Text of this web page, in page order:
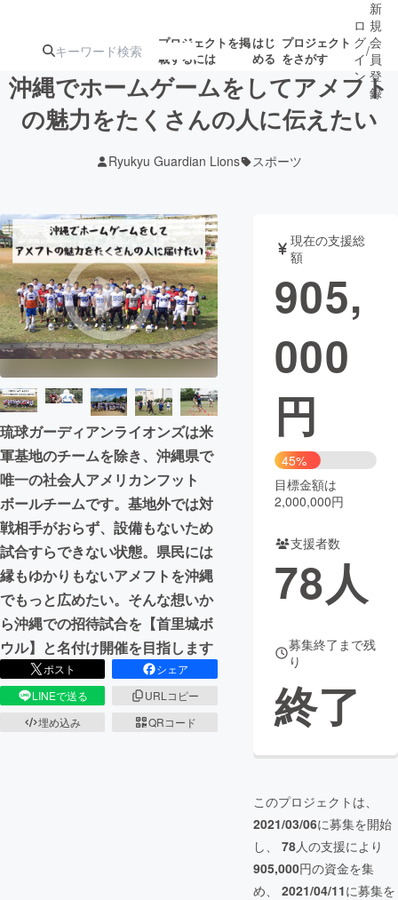
プロジェクトを掲
載するには
はじ
める
プロジェクト
をさがす
ターン
ジェクト
ロジェクト
アート・写真 音楽
テクノロジー・ガジェット ゲーム・サ
映像・映画
ビジネス・起業
まちづくり・地域活性化
CAMPFIRE for Social Good
CAMPFIRE Creation
CAMPFIREふるさと納税machi-ya コミュニティ
ロ
グ
イ
ン
/
新
規
会
員
登
録
沖縄でホームゲームをしてアメフト
の魅力をたくさんの人に伝えたい
Ryukyu Guardian Lions スポーツ
琉球ガーディアンライオンズは米
軍基地のチームを除き、沖縄県で
唯一の社会人アメリカンフット
ボールチームです。基地外では対
戦相手がおらず、設備もないため
試合すらできない状態。県民には
縁もゆかりもないアメフトを沖縄
でもっと広めたい。そんな想いか
ら沖縄での招待試合を【首里城ボ
ウル】と名付け開催を目指します
ポスト
シェア
LINEで送る
URLコピー
埋め込み
QRコード
現在の支援総
額
905,
000
円
45%
目標金額は
2,000,000円
支援者数
78人
募集終了まで残
り
終了
このプロジェクトは、
2021/03/06に募集を開始
し、 78人の支援により
905,000円の資金を集
め、 2021/04/11に募集を